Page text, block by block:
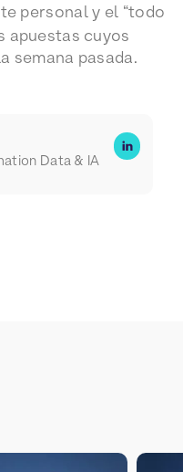
personal y el “todo
apuestas cuyos
semana pasada.
Data & IA